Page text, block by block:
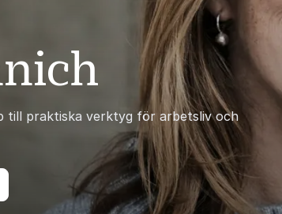
till praktiska verktyg för arbetsliv och